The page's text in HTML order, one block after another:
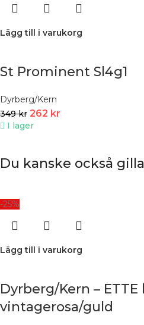
Lägg till i varukorg
St Prominent Sl4g1
Dyrberg/Kern
349kr 262 kr
I lager
Du kanske också
-25%
Lägg till i varukorg
Dyrberg/Kern – ETTE
vintagerosa/guld